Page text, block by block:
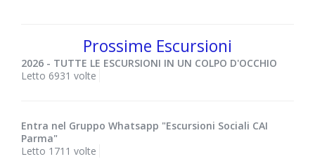
Prossime Escursioni
2026 - TUTTE LE ESCURSIONI IN UN COLPO D'OCCHIO
Letto 6931 volte
Entra nel Gruppo Whatsapp "Escursioni Sociali CAI
Parma"
Letto 1711 volte